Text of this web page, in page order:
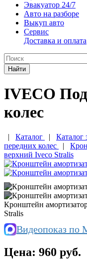
Эвакуатор 24/7
Авто на разборе
Выкуп авто
Сервис
Доставка и оплата
Найти
IVECO
колес
| Каталог | Каталог
передних колес
|
верхний Iveco Stralis
Кронштейн
Stralis
Видеопоказ по
Цена: 960 руб.